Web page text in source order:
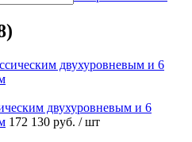
двухуровневым и 6
172 130 руб. / шт